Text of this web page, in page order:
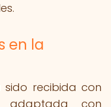
en la
sido recibida con
adaptada con